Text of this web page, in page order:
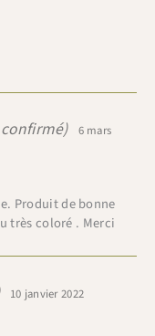
6 mars
Produit de bonne
très coloré . Merci
10 janvier 2022